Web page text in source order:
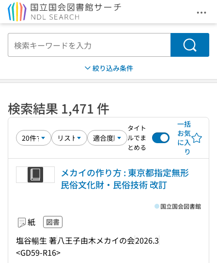
メ
検索
絞り込み条件
検索結果 1,471 件
タイト
ルでま
とめる
一括
お気
に入
り
メカイの作り方 : 東京都指定無形
民俗文化財・民俗技術 改訂
紙 図書
塩谷暢生 著八王子由木メカイの会2026.3
<GD59-R16>
国立国会図書館